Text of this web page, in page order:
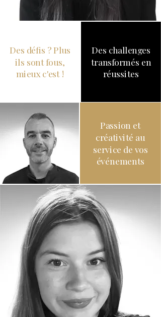
Des défis ? Plus
ils sont fous,
mieux c'est !
Des challenges
transformés en
réussites
Passion et
créativité au
service de vos
événements